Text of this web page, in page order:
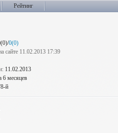
Рейтинг
0(0)
сайте 11.02.2013 17:39
11.02.2013
6 месяцев
й